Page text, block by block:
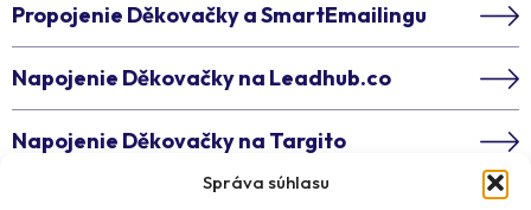
Správa súhlasu
Propojenie Děkovačky a SmartEmailingu
Napojenie Děkovačky na Leadhub.co
Napojenie Děkovačky na Targito